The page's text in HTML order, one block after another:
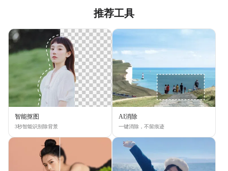
推荐工具
智能抠图
3秒智能识别除背景
AI消除
一键消除，不留痕迹